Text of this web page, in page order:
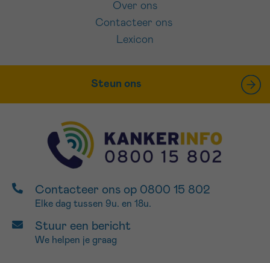
Over ons
Contacteer ons
Lexicon
Steun ons
Contacteer ons op 0800 15 802
Elke dag tussen 9u. en 18u.
Stuur een bericht
We helpen je graag